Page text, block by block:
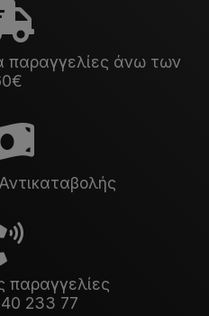
παραγγελίες άνω των
παραγγελίες
233 77